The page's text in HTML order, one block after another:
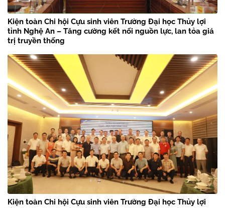
Kiện toàn Chi hội Cựu sinh viên Trường Đại học Thủy lợi
tỉnh Nghệ An – Tăng cường kết nối nguồn lực, lan tỏa giá
trị truyền thống
Kiện toàn Chi hội Cựu sinh viên Trường Đại học Thủy lợi